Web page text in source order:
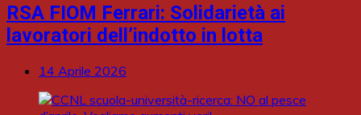
RSA FIOM Ferrari: Solidarietà ai
lavoratori dell’indotto in lotta
14 Aprile 2026